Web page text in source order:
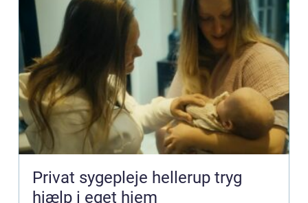
Privat sygepleje hellerup tryg
hjælp i eget hjem